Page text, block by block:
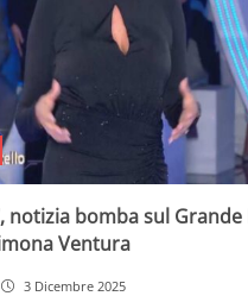
notizia bomba sul
Ventura
3 Dicembre 2025